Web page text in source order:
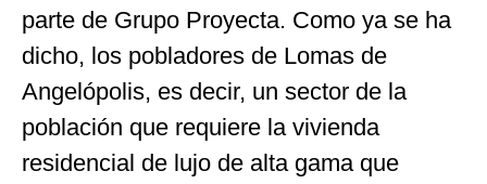
parte de Grupo Proyecta. Como ya se ha
dicho, los pobladores de Lomas de
Angelópolis, es decir, un sector de la
población que requiere la vivienda
residencial de lujo de alta gama que